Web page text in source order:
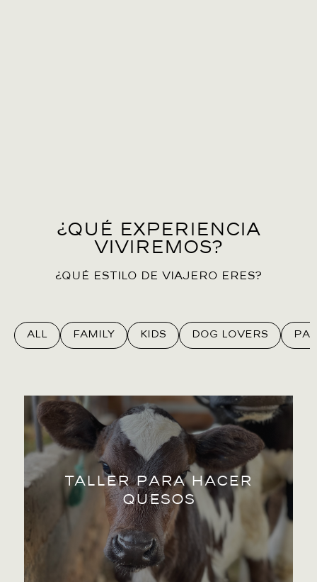
¿Qué experiencia
viviremos?
¿Qué estilo de viajero eres?
All Family Kids Dog Lovers
Taller para hacer
quesos
Aprende el proceso de hacer queso en un taller
privado.
Experiencia de la casa